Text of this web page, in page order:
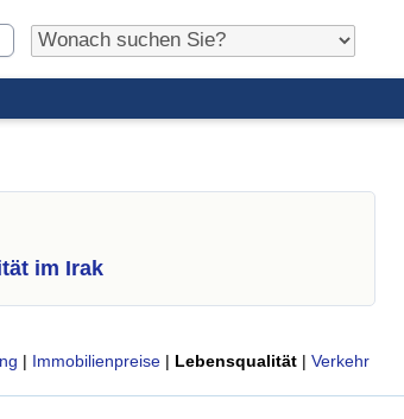
im Irak
| Immobilienpreise | Lebensqualität | Verkehr